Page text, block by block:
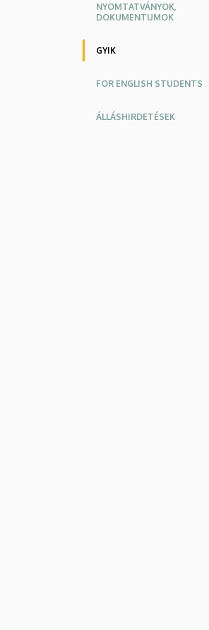
NYOMTATVÁNYOK,
DOKUMENTUMOK
GYIK
FOR ENGLISH STUDENTS
ÁLLÁSHIRDETÉSEK